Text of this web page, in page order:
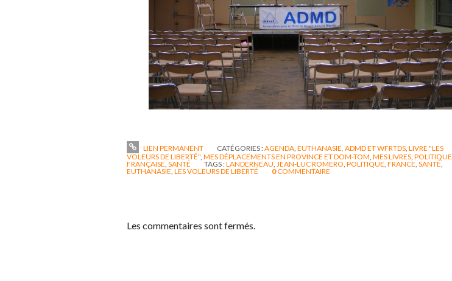
LIEN PERMANENT CATÉGORIES :AGENDA EUTHANASIE, ADMD ET WFRTDS LIVRE "LES
VOLEURS DE LIBERTÉ", MES DÉPLACEMENTS EN PROVINCE ET DOM-TOM, MES LIVRES, POLITIQUE
FRANÇAISE, SANTÉ TAGS :LANDERNEAU, JEAN-LUC ROMERO, POLITIQUE, FRANCE, SANTÉ,
EUTHANASIE, LES VOLEURS DE LIBERTÉ 0COMMENTAIRE
Les commentaires sont fermés.